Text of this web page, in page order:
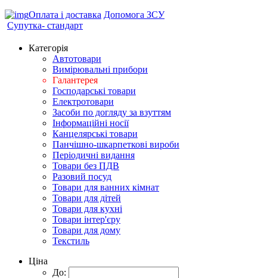
Оплата і доставка Допомога ЗСУ
Супутка- стандарт
Категорія
Автотовари
Вимірювальні прибори
Галантерея
Господарські товари
Електротовари
Засоби по догляду за взуттям
Інформаційні носії
Канцелярські товари
Панчішно-шкарпеткові вироби
Періодичні видання
Товари без ПДВ
Разовий посуд
Товари для ванних кімнат
Товари для дітей
Товари для кухні
Товари інтер'єру
Товари для дому
Текстиль
Ціна
До: